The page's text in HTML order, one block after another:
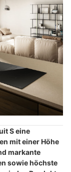
S eine
mit einer Höhe
markante
sowie höchste